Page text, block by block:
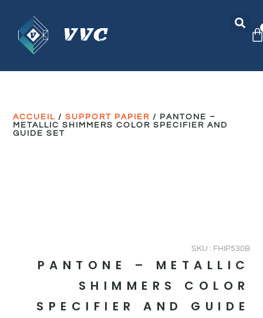
ACCUEIL /SUPPORT PAPIER / PANTONE –
METALLIC SHIMMERS COLOR SPECIFIER AND
GUIDE SET
SKU : FHIP530B
PANTONE – METALLIC
SHIMMERS COLOR
SPECIFIER AND GUIDE